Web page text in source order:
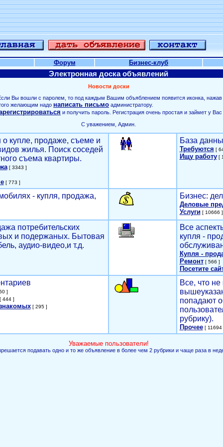
Форум Бизнес-клуб
Электронная доска объявлений
Новости доски
Вы вошли с паролем, то под каждым Вашим объяблением появится иконка, нажав
желающим надо написать письмо администратору.
и получить пароль. Регистрация очень простая и займет у
С уважением, Админ.
купле, продаже, съеме и
жилья. Поиск соседей
съема квартиры.
[ 3343 ]
[ 773 ]
База
Требуются [
Ищу работу[
- купля, продажа,
Бизнес:
Деловые
Услуги[ 10666 ]
потребительских
и подержаных. Бытовая
аудио-видео,и т.д.
Все
купля -
Купля -
Ремонт[ 566 ]
Посетите
]
444 ]
[ 295 ]
Все, что
попадают
рубрику).
Прочее[ 11694
Уважаемые пользователи!
подавать одно и то же объявление в более чем 2 рубрики и чаще раза в